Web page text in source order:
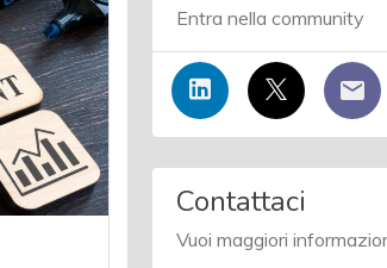
Entra nella community
Contattaci
Vuoi maggiori